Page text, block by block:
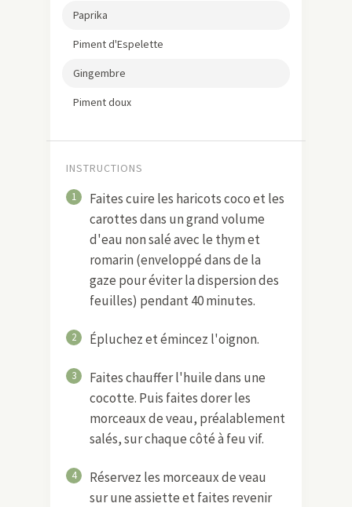
Paprika
Piment d'Espelette
Gingembre
Piment doux
INSTRUCTIONS
1
Faites cuire les haricots coco et les
carottes dans un grand volume
d'eau non salé avec le thym et
romarin (enveloppé dans de la
gaze pour éviter la dispersion des
feuilles) pendant 40 minutes.
2 Épluchez et émincez l'oignon.
3
Faites chauffer l'huile dans une
cocotte. Puis faites dorer les
morceaux de veau, préalablement
salés, sur chaque côté à feu vif.
4
Réservez les morceaux de veau
sur une assiette et faites revenir